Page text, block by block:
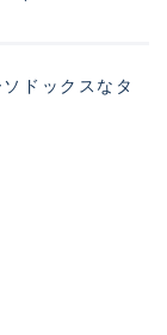
ドックスなタ